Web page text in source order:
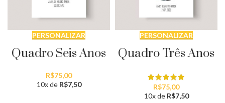
PERSONALIZAR
Quadro Seis Anos
R$75,00
10x de R$7,50
PERSONALIZAR
Quadro Três Anos
R$75,00
10x de R$7,50